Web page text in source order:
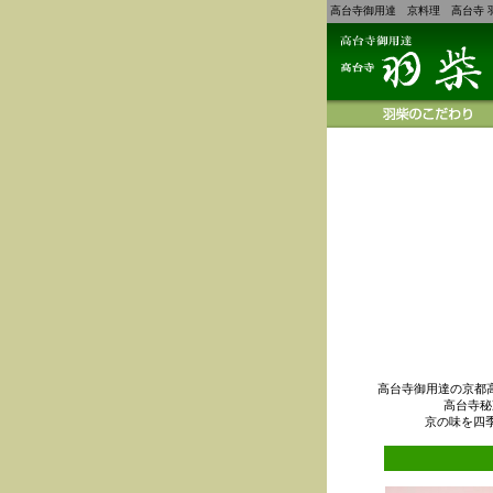
高台寺御用達 京料理 高台寺
高台寺御用達の京都
高台寺
京の味を四